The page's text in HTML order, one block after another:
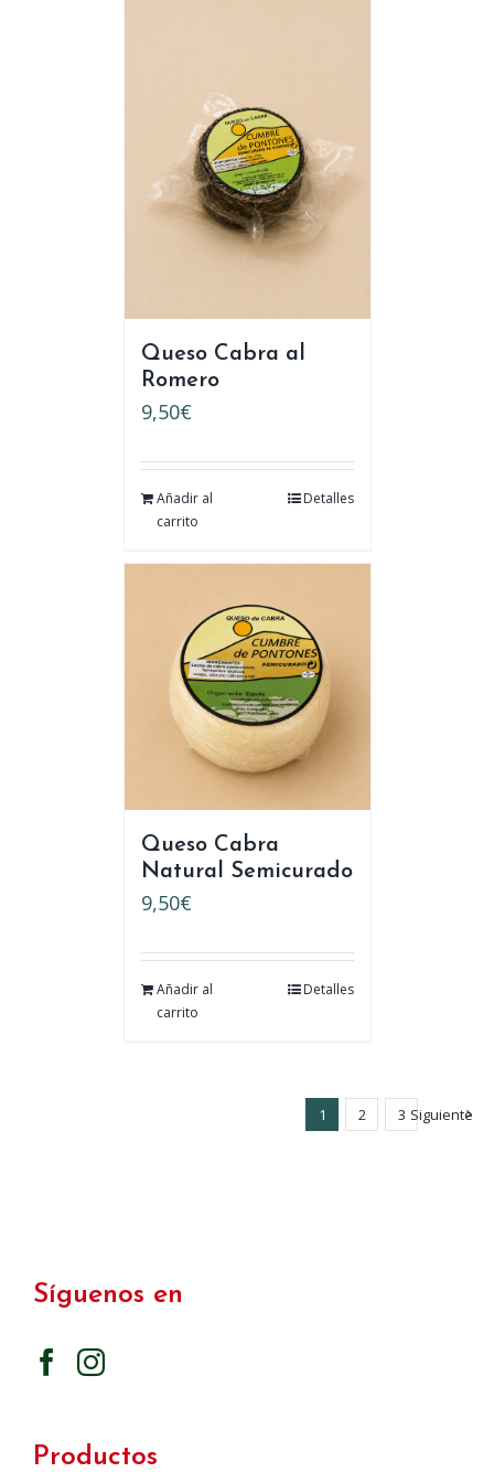
Queso Cabra al
Romero
9,50€
Añadir al
carrito
Detalles
Queso Cabra
Natural Semicurado
9,50€
Añadir al
carrito
Detalles
1 2 3 Siguiente
Síguenos en
Productos